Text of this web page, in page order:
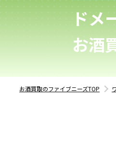
ドメ
お酒
お酒買取のファイブニーズTOP